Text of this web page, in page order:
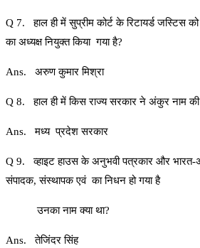
Q 7. हाल ही में सुप्रीम कोर्ट के रिटायर्ड जस्टिस को
का अध्यक्ष नियुक्त किया गया है?
Ans. अरुण कुमार मिश्रा
Q 8. हाल ही में किस राज्य सरकार ने अंकुर नाम
Ans. मध्य प्रदेश सरकार
Q 9. व्हाइट हाउस के अनुभवी पत्रकार और भारत-
संपादक, संस्थापक एवं का निधन हो गया है
उनका नाम क्या था?
Ans. तेजिंदर सिंह